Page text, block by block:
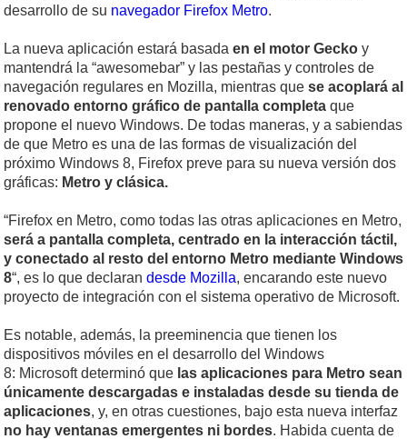
desarrollo de su navegador Firefox Metro.
La nueva aplicación estará basada en el motor Gecko y
mantendrá la “awesomebar” y las pestañas y controles de
navegación regulares en Mozilla, mientras que se acoplará al
renovado entorno gráfico de pantalla completa que
propone el nuevo Windows. De todas maneras, y a sabiendas
de que Metro es una de las formas de visualización del
próximo Windows 8, Firefox preve para su nueva versión dos
gráficas: Metro y clásica.
“Firefox en Metro, como todas las otras aplicaciones en Metro,
será a pantalla completa, centrado en la interacción táctil,
y conectado al resto del entorno Metro mediante Windows
8“, es lo que declaran desde Mozilla, encarando este nuevo
proyecto de integración con el sistema operativo de Microsoft.
Es notable, además, la preeminencia que tienen los
dispositivos móviles en el desarrollo del Windows
8: Microsoft determinó que las aplicaciones para Metro sean
únicamente descargadas e instaladas desde su tienda de
aplicaciones, y, en otras cuestiones, bajo esta nueva interfaz
no hay ventanas emergentes ni bordes. Habida cuenta de